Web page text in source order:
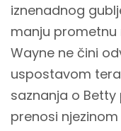
iznenadnog
manju prometnu
Wayne ne čini
uspostavom
saznanja o Betty
prenosi